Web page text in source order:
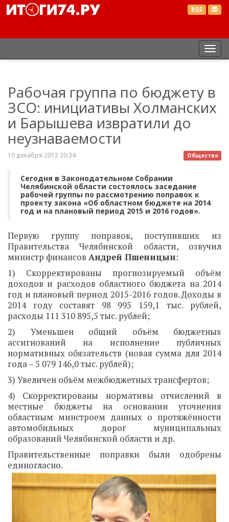
RSS
Рабочая группа по бюджету в
ЗСО: инициативы Холманских
и Барышева извратили до
неузнаваемости
Общество
10 декабря 2013 20:34
Сегодня в Законодательном Собрании
Челябинской области состоялось заседание
рабочей группы по рассмотрению поправок к
проекту закона «Об областном бюджете на 2014
год и на плановый период 2015 и 2016 годов».
Первую группу поправок, поступивших из
Правительства Челябинской области, озвучил
министр финансов Андрей Пшеницын:
1) Скорректированы прогнозируемый объём
доходов и расходов областного бюджета на 2014
год и плановый период 2015-2016 годов. Доходы в
2014 году составят 98 995 159,1 тыс. рублей,
расходы 111 310 895,5 тыс. рублей;
2) Уменьшен общий объём бюджетных
ассигнований на исполнение публичных
нормативных обязательств (новая сумма для 2014
года – 5 079 146,0 тыс. рублей);
3) Увеличен объём межбюджетных трансфертов;
4) Скорректированы нормативы отчислений в
местные бюджеты на основании уточнения
областным минстроем данных о протяжённости
автомобильных дорог муниципальных
образований Челябинской области и др.
Правительственные поправки были одобрены
единогласно.